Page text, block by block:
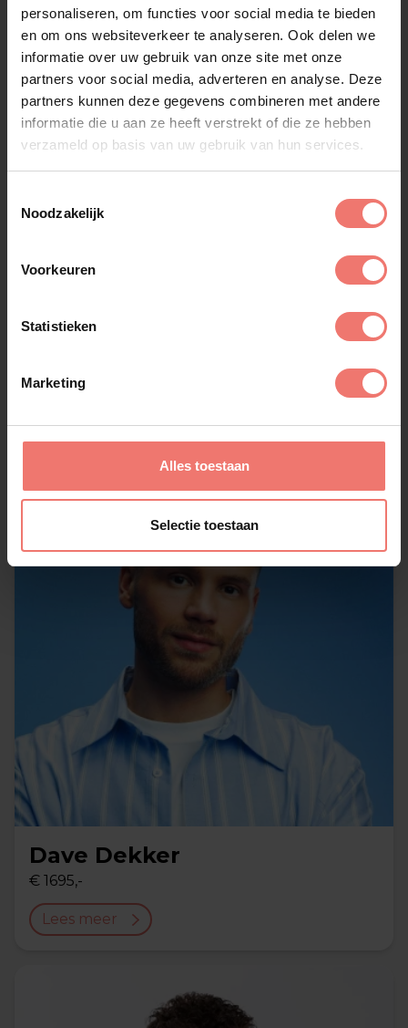
personaliseren, om functies voor social media te bieden
en om ons websiteverkeer te analyseren. Ook delen we
informatie over uw gebruik van onze site met onze
partners voor social media, adverteren en analyse. Deze
partners kunnen deze gegevens combineren met andere
informatie die u aan ze heeft verstrekt of die ze hebben
verzameld op basis van uw gebruik van hun services.
Noodzakelijk
Voorkeuren
Statistieken
Marketing
Alles toestaan
Selectie toestaan
veelbelovend voor deze Nederlandse muziekster.
Mis geen enkele noot, want met Marvin de Geest is
de muzikale hemel de limiet!
Of u nu zoekt naar bands, DJ's of solo-artiesten, bij
Artiestenbureau Lukassen kunt u de meest
geschikte artiesten boekenvoor elke sfeer en
setting.
Vergelijkbare artiesten
Alle artiesten
Dave Dekker
€ 1695,-
Lees meer